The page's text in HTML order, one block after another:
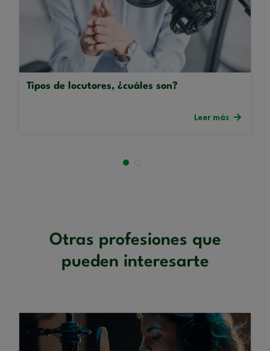
Tipos de locutores, ¿cuáles son?
Leer más
Otras profesiones que
pueden interesarte